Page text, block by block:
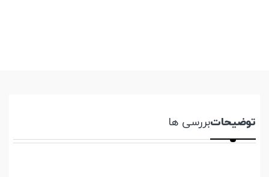
توضیحاتبررسی ها